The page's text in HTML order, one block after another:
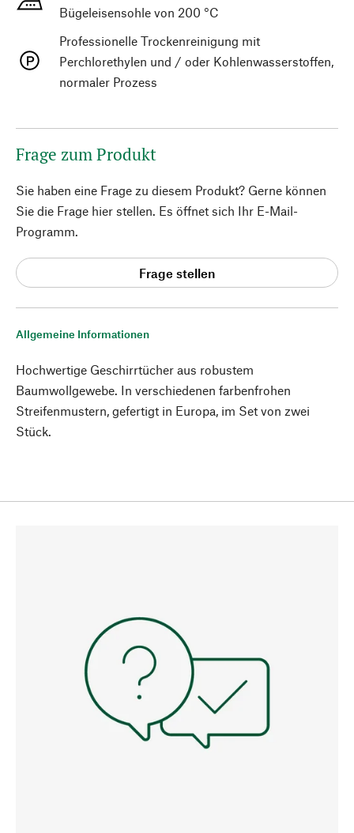
Allgemeine Informationen
Hochwertige Geschirrtücher aus robustem
Baumwollgewebe. In verschiedenen farbenfrohen
Streifenmustern, gefertigt in Europa, im Set von zwei
Stück.
Bügeleisensohle von 200 °C
Professionelle Trockenreinigung mit
Perchlorethylen und / oder Kohlenwasserstoffen,
normaler Prozess
Frage zum Produkt
Sie haben eine Frage zu diesem Produkt? Gerne können
Sie die Frage hier stellen. Es öffnet sich Ihr E-Mail-
Programm.
Frage stellen